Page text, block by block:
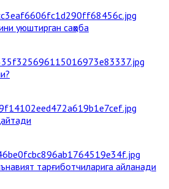
уюштирган саҳоба
тарғиботчиларига айланади